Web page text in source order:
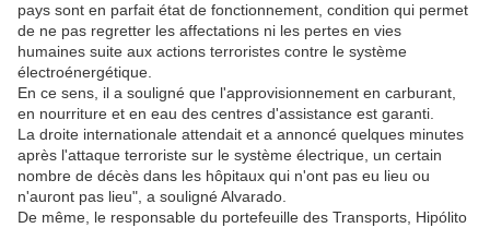
pays sont en parfait état de fonctionnement, condition qui permet
de ne pas regretter les affectations ni les pertes en vies
humaines suite aux actions terroristes contre le système
électroénergétique.
En ce sens, il a souligné que l'approvisionnement en carburant,
en nourriture et en eau des centres d'assistance est garanti.
La droite internationale attendait et a annoncé quelques minutes
après l'attaque terroriste sur le système électrique, un certain
nombre de décès dans les hôpitaux qui n'ont pas eu lieu ou
n'auront pas lieu", a souligné Alvarado.
De même, le responsable du portefeuille des Transports, Hipólito